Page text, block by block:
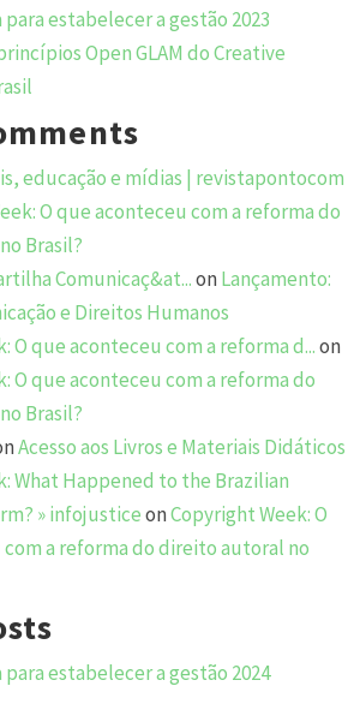
estabelecer a gestão 2023
Open GLAM do Creative
educação e mídias | revistapontocom
O que aconteceu com a reforma do
Brasil?
Comunicaç&at...on Lançamento:
e Direitos Humanos
O que aconteceu com a reforma d...on
O que aconteceu com a reforma do
Brasil?
Acesso aos Livros e Materiais Didáticos
What Happened to the Brazilian
» infojusticeonCopyright Week: O
a reforma do direito autoral no
estabelecer a gestão 2024